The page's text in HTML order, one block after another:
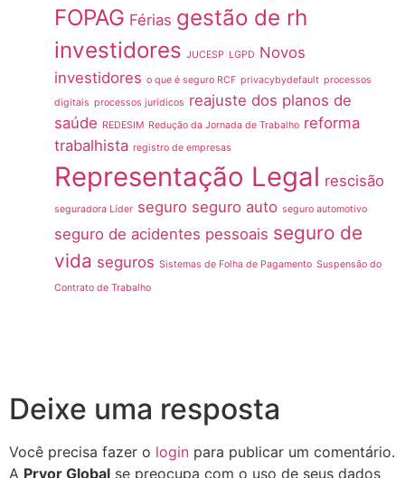
FOPAG Férias gestão de rh
investidores JUCESP LGPD Novos
investidores o que é seguro RCF privacybydefault processos
digitais processos jurídicos reajuste dos planos de
saúde REDESIM Redução da Jornada de Trabalho reforma
trabalhista registro de empresas
Representação Legal rescisão
seguradora Líder seguro seguro auto seguro automotivo
seguro de acidentes pessoais seguro de
vida seguros Sistemas de Folha de Pagamento Suspensão do
Contrato de Trabalho
Deixe uma resposta
Você precisa fazer o login para publicar um comentário.
A Pryor Global se preocupa com o uso de seus dados